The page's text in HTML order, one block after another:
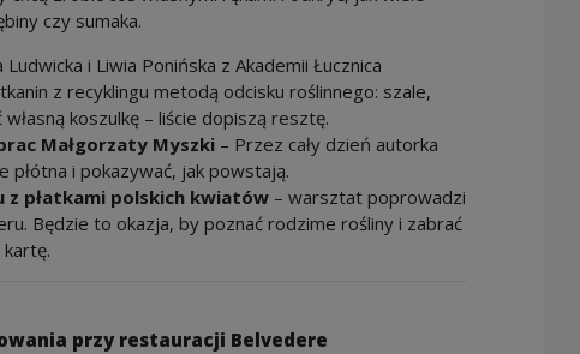
czy sumaka.
Ludwicka i Liwia Ponińska z Akademii Łucznica
z recyklingu metodą odcisku roślinnego: szale,
koszulkę – liście dopiszą resztę.
Małgorzaty Myszki– Przez cały dzień autorka
i pokazywać, jak powstają.
z płatkami polskich kwiatów– warsztat poprowadzi
Będzie to okazja, by poznać rodzime rośliny i zabrać
przy restauracji Belvedere